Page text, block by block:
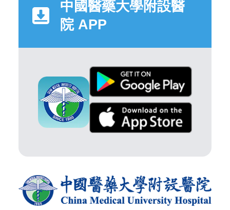
中國醫藥大學附設醫
院 APP